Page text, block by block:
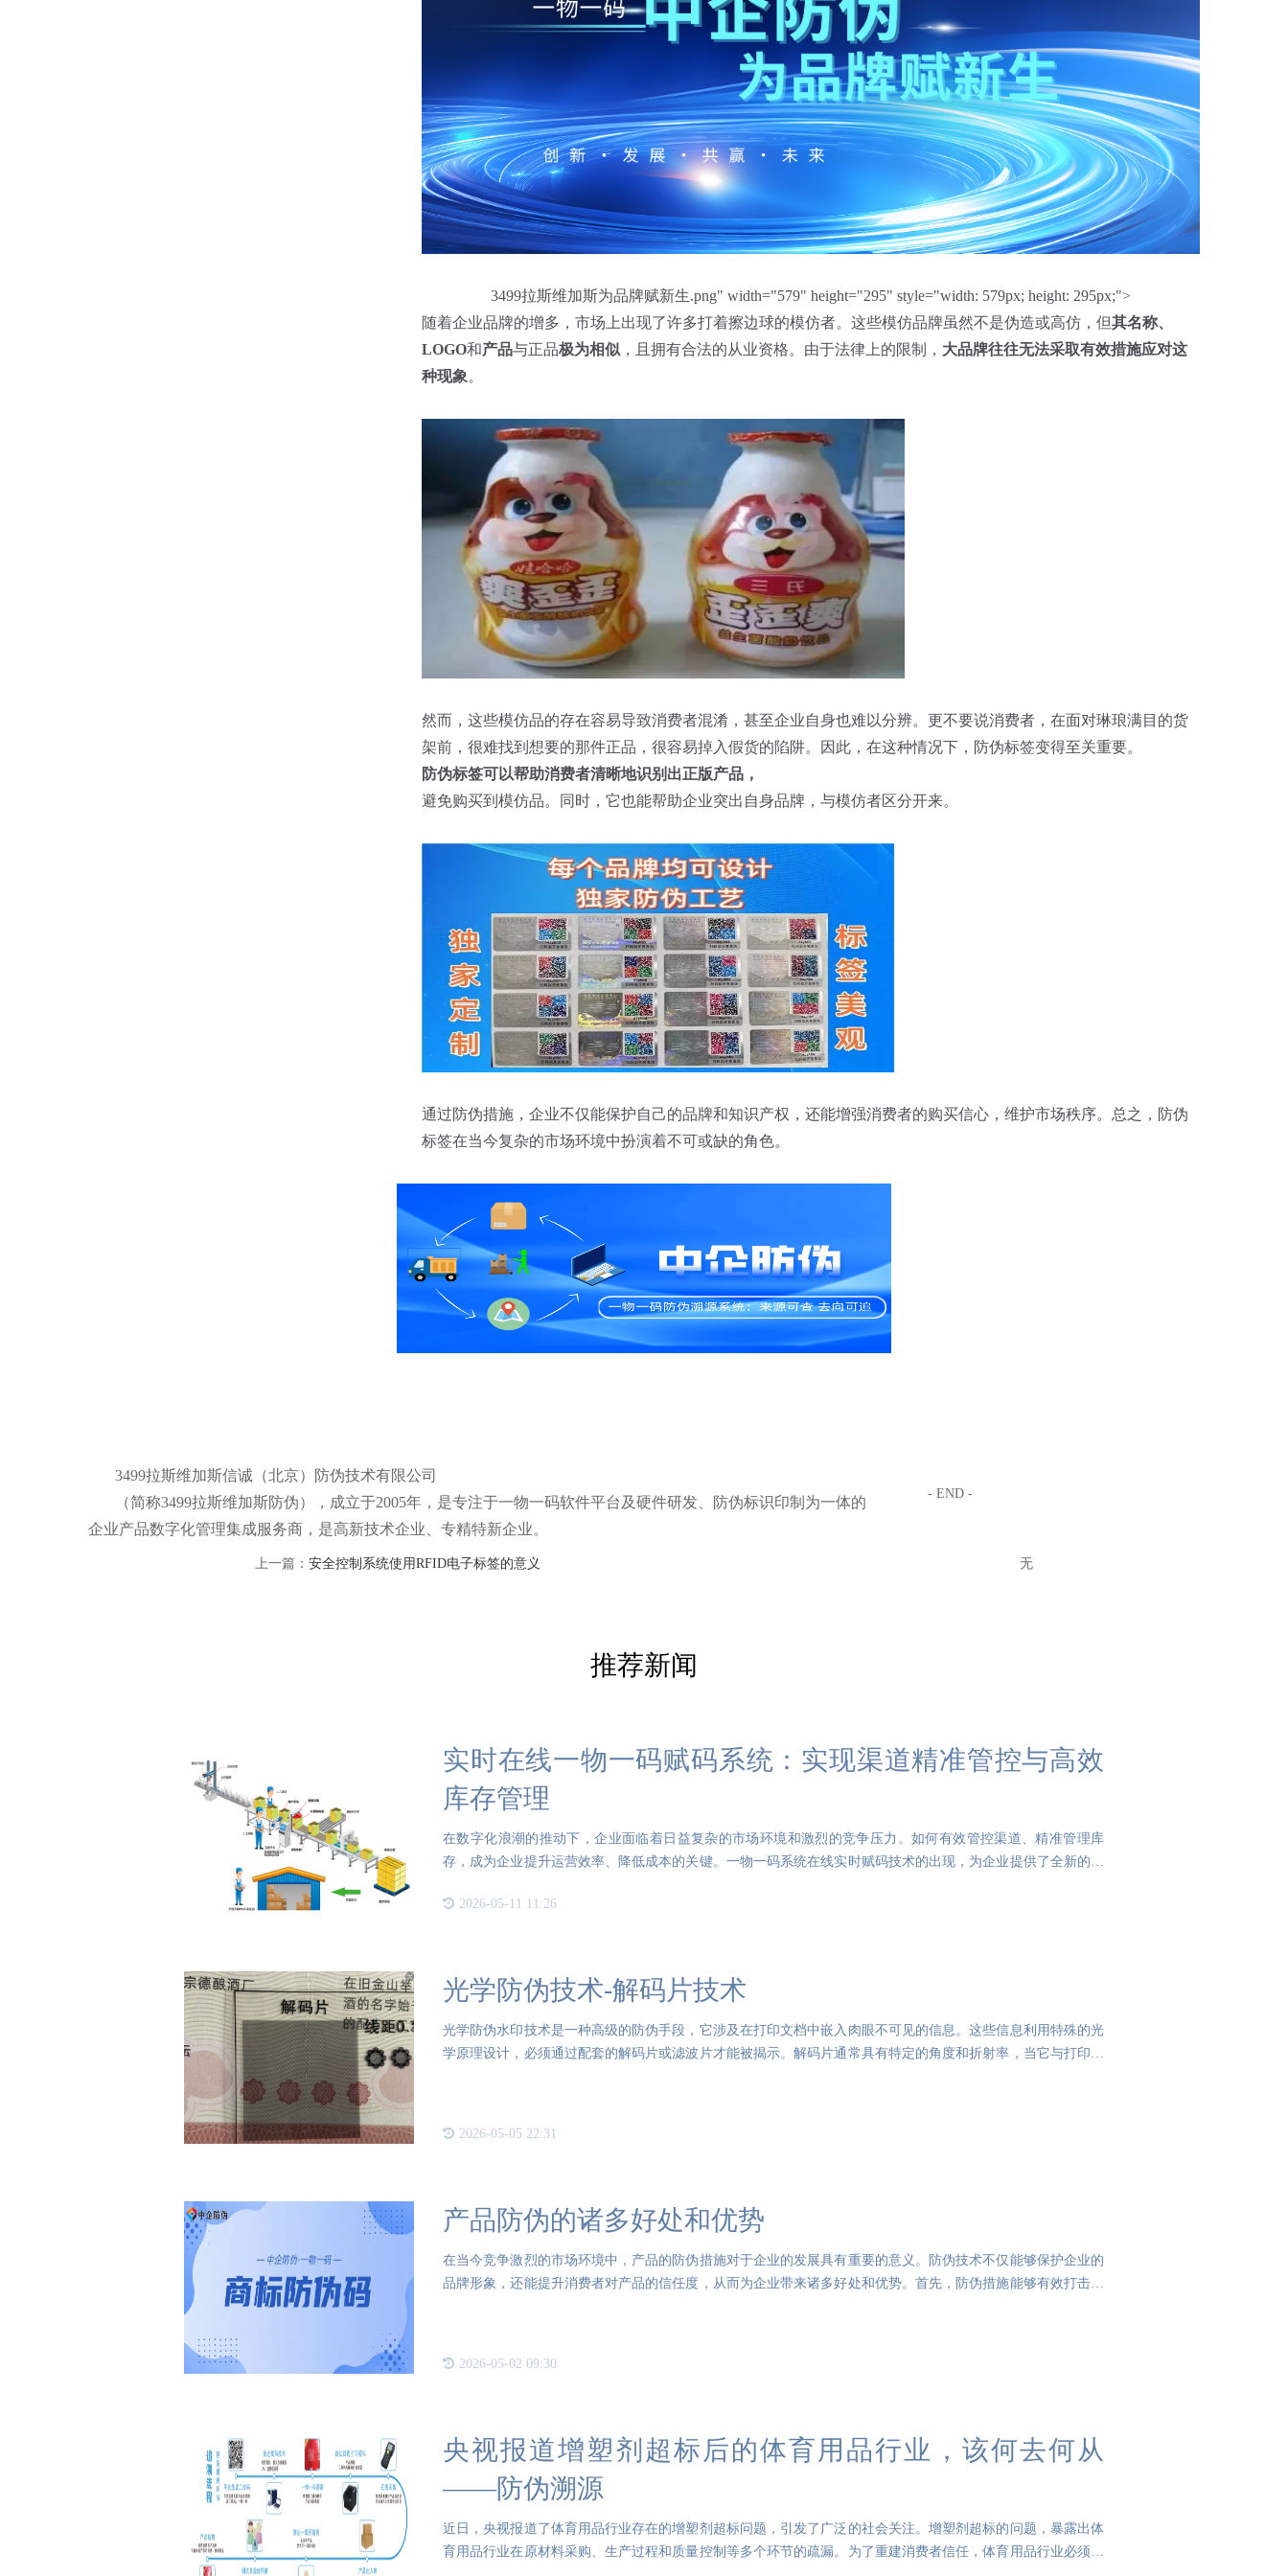
3499拉斯维加斯为品牌赋新生.png" width="579" height="295" style="width: 579px; height: 295px;">
随着企业品牌的增多，市场上出现了许多打着擦边球的模仿者。这些模仿品牌虽然不是伪造或高仿，但其名称、
LOGO和产品与正品极为相似 ，且拥有合法的从业资格。由于法律上的限制， 大品牌往往无法采取有效措施应对这
种现象。
然而，这些模仿品的存在容易导致消费者混淆，甚至企业自身也难以分辨。更不要说消费者，在面对琳琅满目的货
架前，很难找到想要的那件正品，很容易掉入假货的陷阱。因此，在这种情况下，防伪标签变得至关重要。
防伪标签可以帮助消费者清晰地识别出正版产品，
避免购买到模仿品。同时，它也能帮助企业突出自身品牌，与模仿者区分开来。
通过防伪措施，企业不仅能保护自己的品牌和知识产权，还能增强消费者的购买信心，维护市场秩序。总之，防伪
标签在当今复杂的市场环境中扮演着不可或缺的角色。
3499拉斯维加斯信诚（北京）防伪技术有限公司
（简称3499拉斯维加斯防伪），成立于2005年，是专注于一物一码软件平台及硬件研发、防伪标识印制为一体的
企业产品数字化管理集成服务商，是高新技术企业、专精特新企业。
- END -
上一篇： 安全控制系统使用RFID电子标签的意义 无
推荐新闻
实时在线一物一码赋码系统：实现渠道精准管控与高效
库存管理
在数字化浪潮的推动下，企业面临着日益复杂的市场环境和激烈的竞争压力。如何有效管控渠道、精准管理库
存，成为企业提升运营效率、降低成本的关键。一物一码系统在线实时赋码技术的出现，为企业提供了全新的解
2026-05-11 11:26
光学防伪技术-解码片技术
光学防伪水印技术是一种高级的防伪手段，它涉及在打印文档中嵌入肉眼不可见的信息。这些信息利用特殊的光
学原理设计，必须通过配套的解码片或滤波片才能被揭示。解码片通常具有特定的角度和折射率，当它与打印文
2026-05-05 22:31
产品防伪的诸多好处和优势
在当今竞争激烈的市场环境中，产品的防伪措施对于企业的发展具有重要的意义。防伪技术不仅能够保护企业的
品牌形象，还能提升消费者对产品的信任度，从而为企业带来诸多好处和优势。首先，防伪措施能够有效打击假
2026-05-02 09:30
央视报道增塑剂超标后的体育用品行业，该何去何从
——防伪溯源
近日，央视报道了体育用品行业存在的增塑剂超标问题，引发了广泛的社会关注。增塑剂超标的问题，暴露出体
育用品行业在原材料采购、生产过程和质量控制等多个环节的疏漏。为了重建消费者信任，体育用品行业必须采